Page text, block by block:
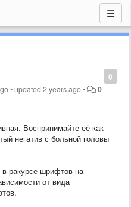
0
•updated2 years ago• 0
Воспринимайте её как
негатив с больной головы
ракурсе шрифтов на
от вида